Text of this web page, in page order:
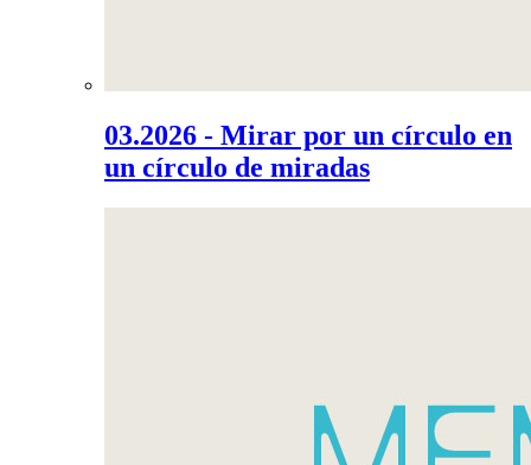
03.2026 - Mirar por un círculo en
un círculo de miradas